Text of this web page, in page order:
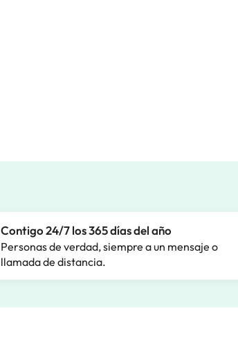
Contigo 24/7 los 365 días del año
Personas de verdad, siempre a un mensaje o
llamada de distancia.